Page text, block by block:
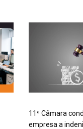
11ª Câmara
empresa a